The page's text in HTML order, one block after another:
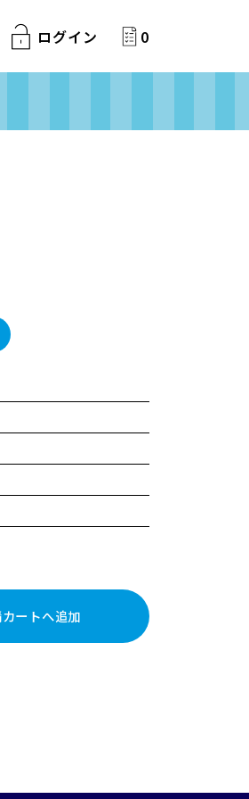
ログイン 0
ートへ追加